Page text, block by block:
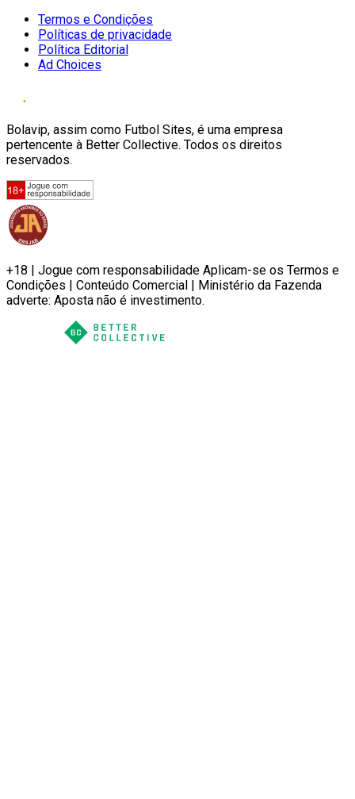
Termos e Condições
Políticas de privacidade
Política Editorial
Ad Choices
Bolavip, assim como Futbol Sites, é uma empresa
pertencente à Better Collective. Todos os direitos
reservados.
+18 | Jogue com responsabilidade Aplicam-se os Termos e
Condições | Conteúdo Comercial | Ministério da Fazenda
adverte: Aposta não é investimento.